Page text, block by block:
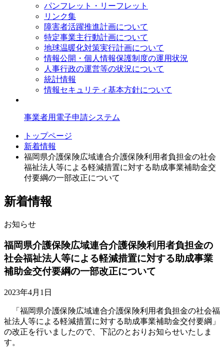
パンフレット・リーフレット
リンク集
障害者活躍推進計画について
特定事業主行動計画について
地球温暖化対策実行計画について
情報公開・個人情報保護制度の運用状況
人事行政の運営等の状況について
統計情報
情報セキュリティ基本方針について
事業者用電子申請システム
トップページ
新着情報
福岡県介護保険広域連合介護保険利用者負担金の社会
福祉法人等による軽減措置に対する助成事業補助金交
付要綱の一部改正について
新着情報
お知らせ
福岡県介護保険広域連合介護保険利用者負担金の
社会福祉法人等による軽減措置に対する助成事業
補助金交付要綱の一部改正について
2023年4月1日
「福岡県介護保険広域連合介護保険利用者負担金の社会福
祉法人等による軽減措置に対する助成事業補助金交付要綱」
の改正を行いましたので、下記のとおりお知らせいたしま
す。